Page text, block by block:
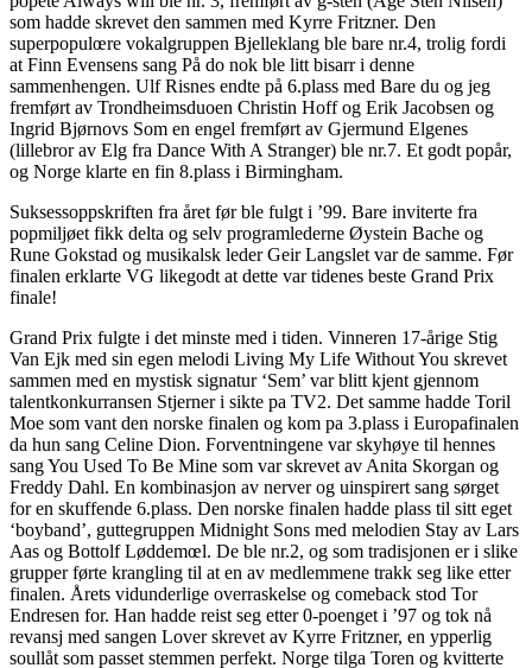
som hadde skrevet den sammen med Kyrre Fritzner. Den
superpopulœre vokalgruppen Bjelleklang ble bare nr.4, trolig fordi
at Finn Evensens sang På do nok ble litt bisarr i denne
sammenhengen. Ulf Risnes endte på 6.plass med Bare du og jeg
fremført av Trondheimsduoen Christin Hoff og Erik Jacobsen og
Ingrid Bjørnovs Som en engel fremført av Gjermund Elgenes
(lillebror av Elg fra Dance With A Stranger) ble nr.7. Et godt popår,
og Norge klarte en fin 8.plass i Birmingham.
Suksessoppskriften fra året før ble fulgt i ’99. Bare inviterte fra
popmiljøet fikk delta og selv programlederne Øystein Bache og
Rune Gokstad og musikalsk leder Geir Langslet var de samme. Før
finalen erklarte VG likegodt at dette var tidenes beste Grand Prix
finale!
Grand Prix fulgte i det minste med i tiden. Vinneren 17-årige Stig
Van Ejk med sin egen melodi Living My Life Without You skrevet
sammen med en mystisk signatur ‘Sem’ var blitt kjent gjennom
talentkonkurransen Stjerner i sikte pa TV2. Det samme hadde Toril
Moe som vant den norske finalen og kom pa 3.plass i Europafinalen
da hun sang Celine Dion. Forventningene var skyhøye til hennes
sang You Used To Be Mine som var skrevet av Anita Skorgan og
Freddy Dahl. En kombinasjon av nerver og uinspirert sang sørget
for en skuffende 6.plass. Den norske finalen hadde plass til sitt eget
‘boyband’, guttegruppen Midnight Sons med melodien Stay av Lars
Aas og Bottolf Løddemœl. De ble nr.2, og som tradisjonen er i slike
grupper førte krangling til at en av medlemmene trakk seg like etter
finalen. Årets vidunderlige overraskelse og comeback stod Tor
Endresen for. Han hadde reist seg etter 0-poenget i ’97 og tok nå
revansj med sangen Lover skrevet av Kyrre Fritzner, en ypperlig
soullåt som passet stemmen perfekt. Norge tilga Toren og kvitterte